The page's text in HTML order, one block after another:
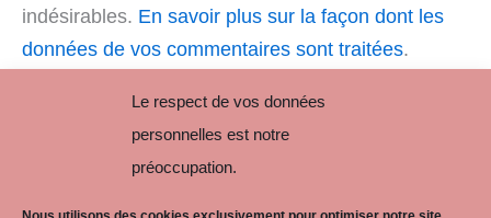
Le respect de vos données
personnelles est notre
préoccupation.
indésirables. En savoir plus sur la façon dont les
données de vos commentaires sont traitées.